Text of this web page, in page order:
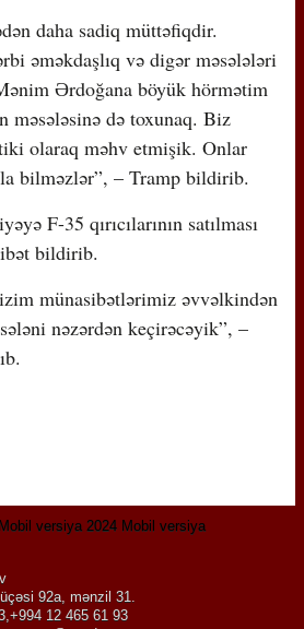
daha sadiq müttəfiqdir.
əməkdaşlıq və digər məsələləri
Ərdoğana böyük hörmətim
də toxunaq. Biz
olaraq məhv etmişik. Onlar
bilməzlər”, – Tramp bildirib.
F-35 qırıcılarının satılması
bildirib.
münasibətlərimiz əvvəlkindən
nəzərdən keçirəcəyik”, –
versiya 2024 Mobil versiya
92a, mənzil 31.
12 465 61 93